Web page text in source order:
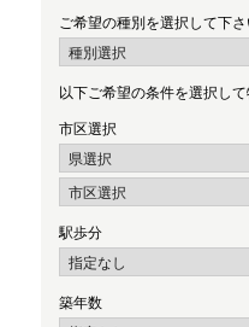
ご希望の種別を選択して下
以下ご希望の条件を選択し
市区選択
駅歩分
築年数